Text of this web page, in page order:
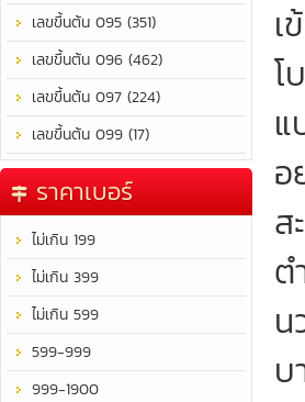
เลขขึ้นต้น 095 (351)
เลขขึ้นต้น 096 (462)
เลขขึ้นต้น 097 (224)
เลขขึ้นต้น 099 (17)
ราคาเบอร์
ไม่เกิน 199
ไม่เกิน 399
ไม่เกิน 599
599-999
999-1900
เ
โ
แ
อ
ส
ต
น
บ